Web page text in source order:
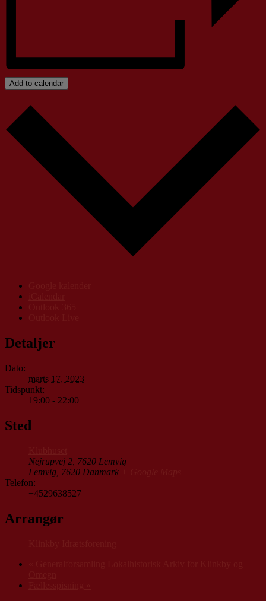
Add to calendar
Detaljer
Dato:
marts 17, 2023
Tidspunkt:
19:00 - 22:00
Sted
Nejrupvej 2, 7620 Lemvig
Lemvig 7620 Danmark
Telefon:
+4529638527
Arrangør